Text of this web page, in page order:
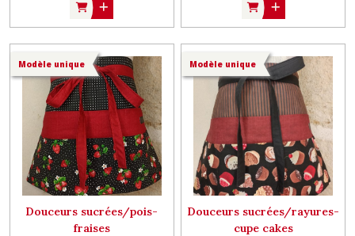
Modèle unique
Douceurs sucrées/pois-
fraises
Modèle unique
Douceurs sucrées/rayures-
cupe cakes